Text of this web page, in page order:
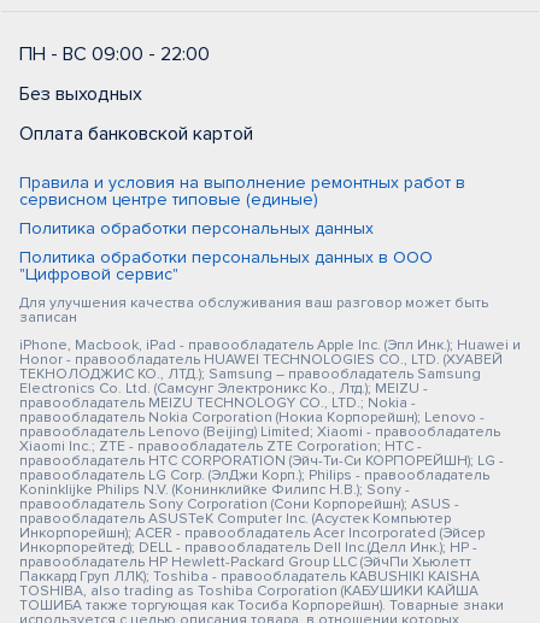
ПН - ВС 09:00 - 22:00
Без выходных
Оплата банковской картой
Правила и условия на выполнение ремонтных работ в
сервисном центре типовые (единые)
Политика обработки персональных данных
Политика обработки персональных данных в ООО
"Цифровой сервис"
Для улучшения качества обслуживания ваш разговор может быть
записан
iPhone, Macbook, iPad - правообладатель Apple Inc. (Эпл Инк.); Huawei и
Honor - правообладатель HUAWEI TECHNOLOGIES CO., LTD. (ХУАВЕЙ
ТЕКНОЛОДЖИС КО., ЛТД.); Samsung – правообладатель Samsung
Electronics Co. Ltd. (Самсунг Электроникс Ко., Лтд.); MEIZU -
правообладатель MEIZU TECHNOLOGY CO., LTD.; Nokia -
правообладатель Nokia Corporation (Нокиа Корпорейшн); Lenovo -
правообладатель Lenovo (Beijing) Limited; Xiaomi - правообладатель
Xiaomi Inc.; ZTE - правообладатель ZTE Corporation; HTC -
правообладатель HTC CORPORATION (Эйч-Ти-Си КОРПОРЕЙШН); LG -
правообладатель LG Corp. (ЭлДжи Корп.); Philips - правообладатель
Koninklijke Philips N.V. (Конинклийке Филипс Н.В.); Sony -
правообладатель Sony Corporation (Сони Корпорейшн); ASUS -
правообладатель ASUSTeK Computer Inc. (Асустек Компьютер
Инкорпорейшн); ACER - правообладатель Acer Incorporated (Эйсер
Инкорпорейтед); DELL - правообладатель Dell Inc.(Делл Инк.); HP -
правообладатель HP Hewlett-Packard Group LLC (ЭйчПи Хьюлетт
Паккард Груп ЛЛК); Toshiba - правообладатель KABUSHIKI KAISHA
TOSHIBA, also trading as Toshiba Corporation (КАБУШИКИ КАЙША
ТОШИБА также торгующая как Тосиба Корпорейшн). Товарные знаки